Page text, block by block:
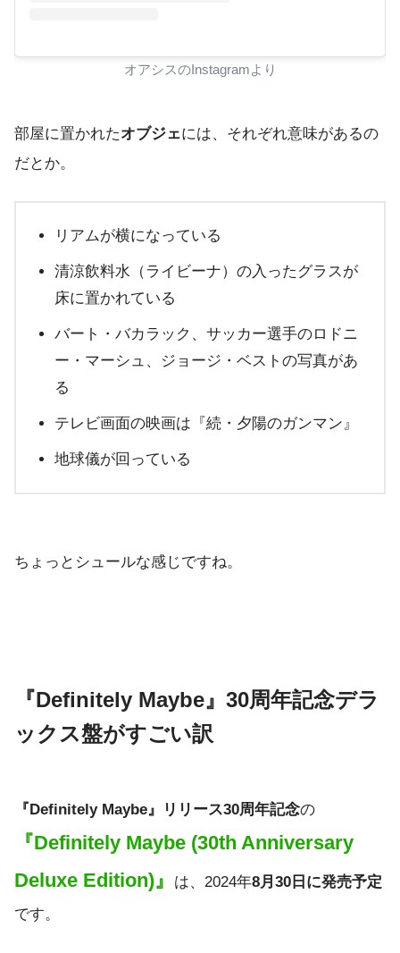
オアシスのInstagramより
部屋に置かれたオブジェには、それぞれ意味があるの
だとか。
リアムが横になっている
清涼飲料水（ライビーナ）の入ったグラスが
床に置かれている
バート・バカラック、サッカー選手のロドニ
ー・マーシュ、ジョージ・ベストの写真があ
る
テレビ画面の映画は『続・夕陽のガンマン』
地球儀が回っている
ちょっとシュールな感じですね。
『Definitely Maybe』30周年記念デラ
ックス盤がすごい訳
『Definitely Maybe』リリース30周年記念の
『Definitely Maybe (30th Anniversary
Deluxe Edition)』
は、2024年8月30日に発売予定
です。